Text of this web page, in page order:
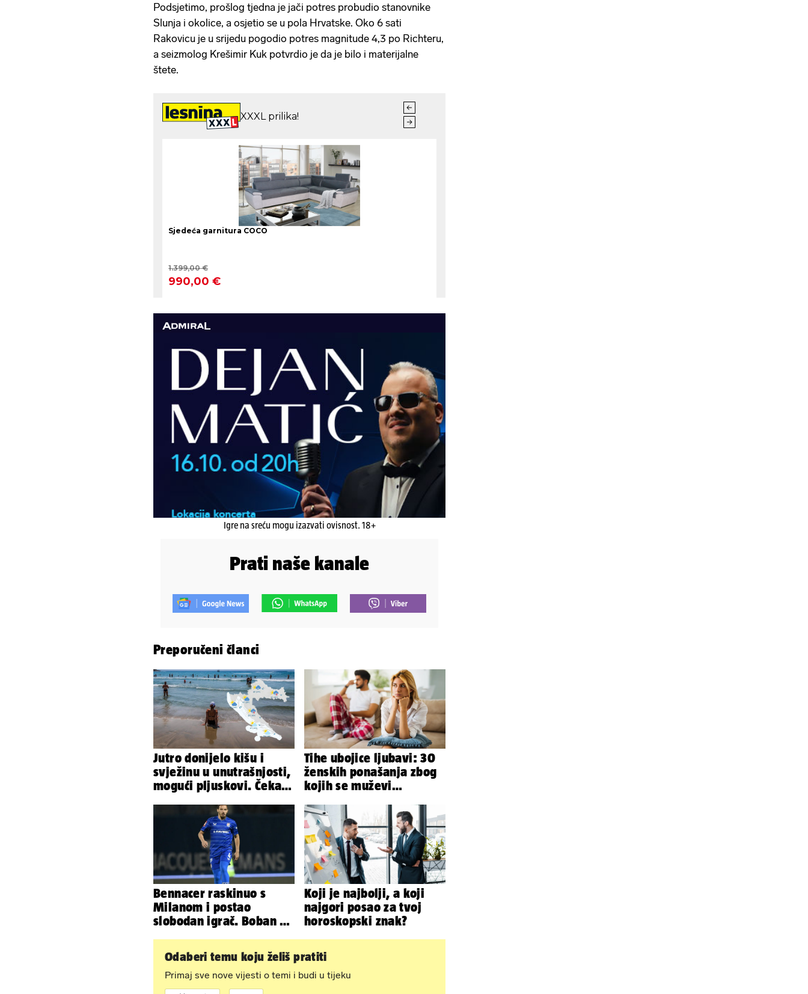
Podsjetimo, prošlog tjedna je jači potres probudio stanovnike
Slunja i okolice, a osjetio se u pola Hrvatske. Oko 6 sati
Rakovicu je u srijedu pogodio potres magnitude 4,3 po Richteru,
a seizmolog Krešimir Kuk potvrdio je da je bilo i materijalne
štete.
Igre na sreću mogu izazvati ovisnost. 18+
Prati naše kanale
Preporučeni članci
Jutro donijelo kišu i
svježinu u unutrašnjosti,
mogući pljuskovi. Čeka
Tihe ubojice ljubavi: 30
ženskih ponašanja zbog
kojih se muževi
Bennacer raskinuo s
Milanom i postao
slobodan igrač. Boban ga
Koji je najbolji, a koji
najgori posao za tvoj
horoskopski znak?
Odaberi temu koju želiš pratiti
Primaj sve nove vijesti o temi i budi u tijeku